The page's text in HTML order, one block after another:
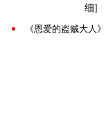
细]
《恩爱的盗贼大人